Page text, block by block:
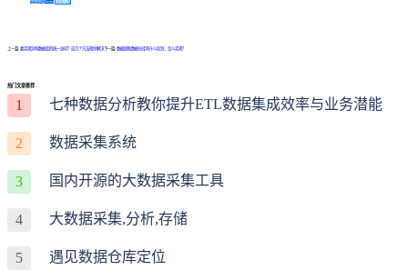
免费体验Demo 咨询方案
上一篇: 要实现异构数据库的统一访问？这几个方法帮你解决下一篇: 数据湖和数据仓库有什么区别，怎么实现？
热门文章推荐
1 七种数据分析教你提升ETL数据集成效率与业务潜能
2 数据采集系统
3 国内开源的大数据采集工具
4 大数据采集,分析,存储
5 遇见数据仓库定位